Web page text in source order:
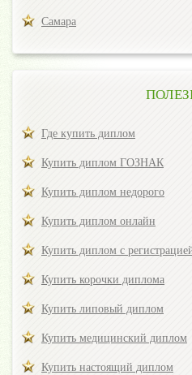
Самара
Где купить диплом
Купить диплом ГОЗНАК
Купить диплом недорого
Купить диплом онлайн
Купить диплом с
Купить корочки диплома
Купить липовый диплом
Купить медицинский диплом
Купить настоящий диплом